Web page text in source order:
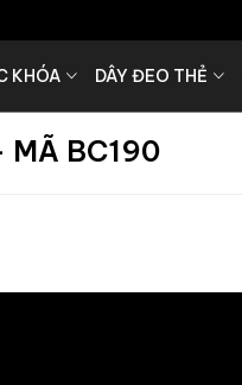
KHÓA DÂY ĐEO THẺ
MÃ BC190